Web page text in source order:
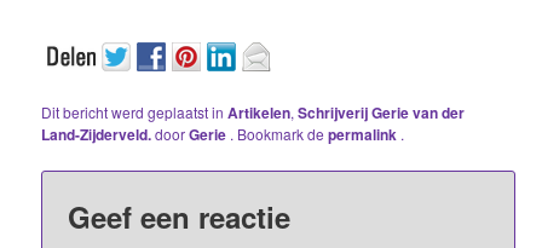
Dit bericht werd geplaatst inArtikelen,Schrijverij Gerie van der
Land-Zijderveld.doorGerie . Bookmark depermalink .
Geef een reactie